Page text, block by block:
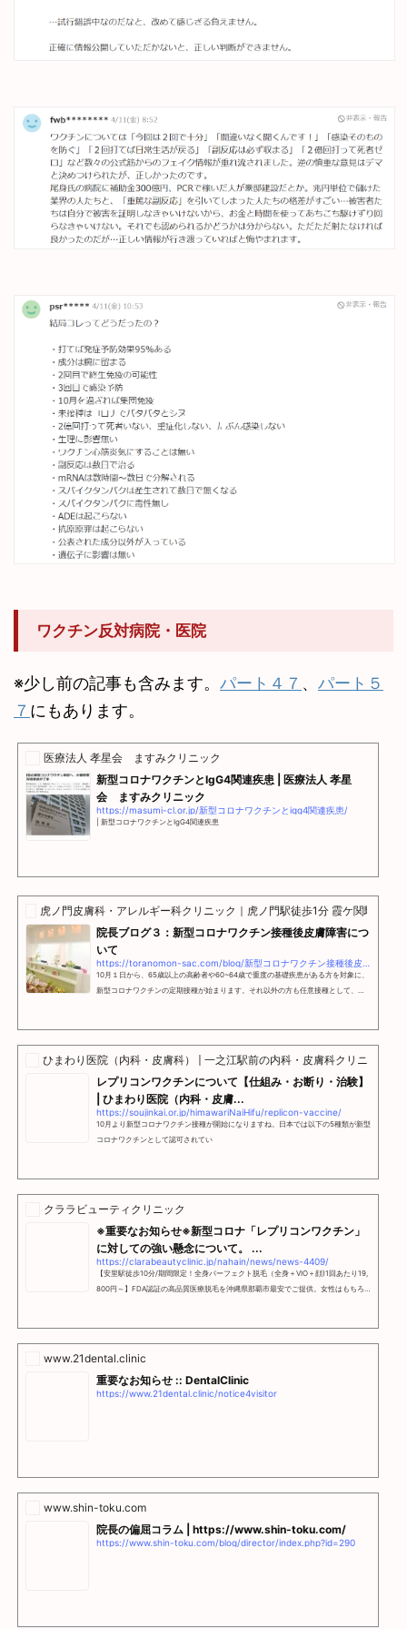
ワクチン反対病院・医院
※少し前の記事も含みます。 パート４７ 、 パート５
７ にもあります。
医療法人 孝星会 ますみクリニック
新型コロナワクチンとIgG4関連疾患 | 医療法人 孝星
会 ますみクリニック
https://masumi-cl.or.jp/新型コロナワクチンとigg4関連疾患/
| 新型コロナワクチンとIgG4関連疾患
虎ノ門皮膚科・アレルギー科クリニック｜虎ノ門駅徒歩1分 霞ケ関駅・新
院長ブログ３：新型コロナワクチン接種後皮膚障害につ
いて
10月１日から、65歳以上の高齢者や60~64歳で重度の基礎疾患がある方を対象に、
新型コロナワクチンの定期接種が始まります。それ以外の方も任意接種として、費
ひまわり医院（内科・皮膚科） | 一之江駅前の内科・皮膚科クリニック
レプリコンワクチンについて【仕組み・お断り・治験】
| ひまわり医院（内科・皮膚...
https://soujinkai.or.jp/himawariNaiHifu/replicon-vaccine/
10月より新型コロナワクチン接種が開始になりますね。日本では以下の5種類が新型
コロナワクチンとして認可されてい
クララビューティクリニック
※重要なお知らせ※新型コロナ「レプリコンワクチン」
に対しての強い懸念について。 ...
https://clarabeautyclinic.jp/nahain/news/news-4409/
【安里駅徒歩10分/期間限定！全身パーフェクト脱毛（全身＋VIO＋顔)1回あたり19,
800円～】FDA認証の高品質医療脱毛を沖縄県那覇市最安でご提供。女性はもちろ
www.21dental.clinic
重要なお知らせ :: DentalClinic
https://www.21dental.clinic/notice4visitor
www.shin-toku.com
院長の偏屈コラム | https://www.shin-toku.com/
https://www.shin-toku.com/blog/director/index.php?id=290